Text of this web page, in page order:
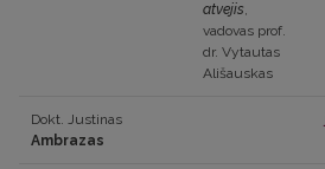
atvejis,
vadovas prof.
dr. Vytautas
Ališauskas
Dokt. Justinas
Ambrazas